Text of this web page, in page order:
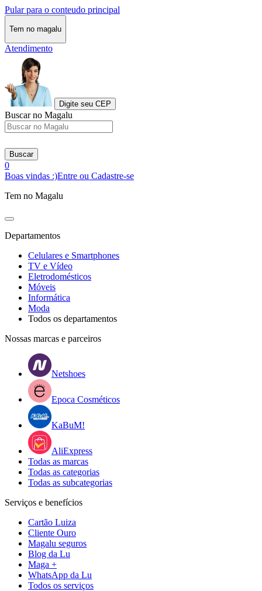
Pular para o conteudo principal
Tem no magalu
Atendimento
Digite seu CEP
Buscar no Magalu
Buscar
0
Boas vindas :)Entre ou Cadastre-se
Tem no Magalu
Departamentos
Celulares e Smartphones
TV e Vídeo
Eletrodomésticos
Móveis
Informática
Moda
Todos os departamentos
Nossas marcas e parceiros
Netshoes
Epoca Cosméticos
KaBuM!
AliExpress
Todas as marcas
Todas as categorias
Todas as subcategorias
Serviços e benefícios
Cartão Luiza
Cliente Ouro
Magalu seguros
Blog da Lu
Maga +
WhatsApp da Lu
Todos os serviços